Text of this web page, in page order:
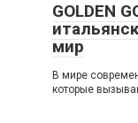
GOLDEN
мир
В мире
которые